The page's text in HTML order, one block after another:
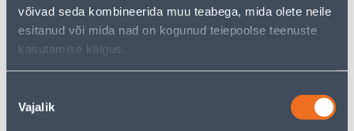
võivad seda kombineerida muu teabega, mida olete neile
esitanud või mida nad on kogunud teiepoolse teenuste
kasutamise käigus.
valik
Vajalik
Калькулятор рассрочки
Депозит
23.17 €